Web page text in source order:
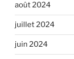
août 2024
juillet 2024
juin 2024